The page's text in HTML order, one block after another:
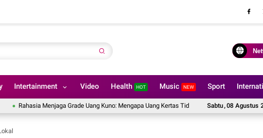
Intertainment Video Health HOT Music NEW Sport
Sabtu,08 Agustus
Rahasia Menjaga Grade Uang Kuno: Mengapa Uang Kertas Tidak Boleh Dilipat? Hal yang